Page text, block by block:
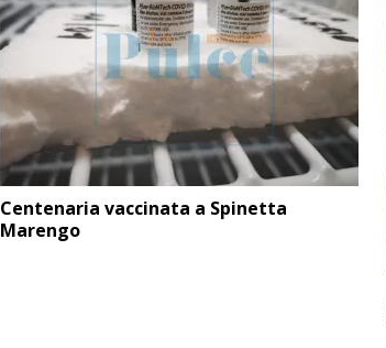
Centenaria vaccinata a Spinetta
Marengo